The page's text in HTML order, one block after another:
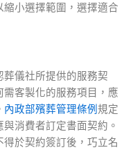
小選擇範圍，選擇適合
儀社所提供的服務契
客製化的服務項目，應
內政部殯葬管理條例 規定
消費者訂定書面契約。
於契約簽訂後，巧立名